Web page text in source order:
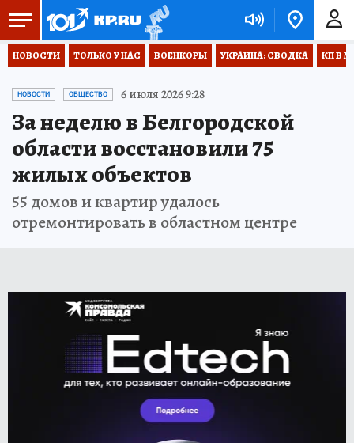
НОВОСТИ ТОЛЬКО У НАС ВОЕНКОРЫ УКРАИНА: СВОДКА КП В
НОВОСТИ ОБЩЕСТВО 6 июля 2026 9:28
За неделю в Белгородской
области восстановили 75
жилых объектов
55 домов и квартир удалось
отремонтировать в областном центре